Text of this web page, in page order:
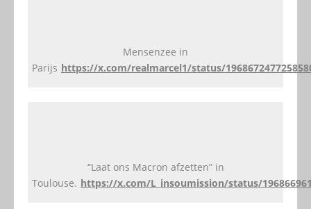
Mensenzee in
Parijs https://x.com/realmarcel1/status/
“Laat ons Macron afzetten” in
Toulouse. https://x.com/L_insoumission/status/